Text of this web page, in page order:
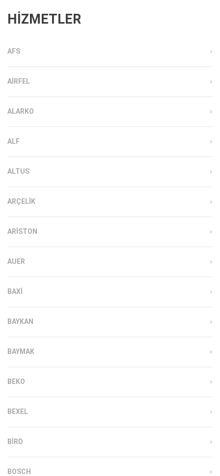
HİZMETLER
AFS
AIRFEL
ALARKO
ALF
ALTUS
ARÇELIK
ARISTON
AUER
BAXI
BAYKAN
BAYMAK
BEKO
BEXEL
BIRD
BOSCH